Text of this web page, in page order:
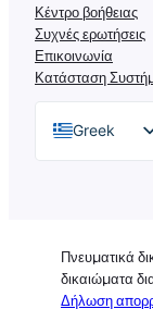
Κέντρο βοήθειας
Συχνές ερωτήσεις
Επικοινωνία
Κατάσταση
Greek
English
Spanish
Πνευματικά
δικαιώματα
Δήλωση